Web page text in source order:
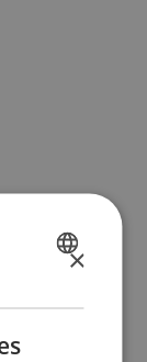
SPANISH
×